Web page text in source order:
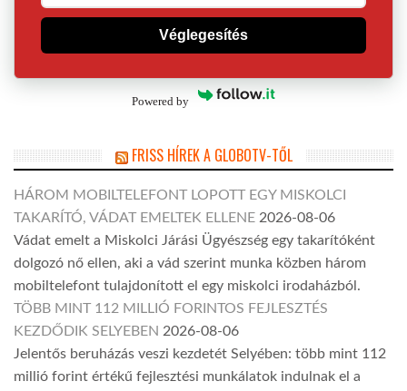
Véglegesítés
Powered by
FRISS HÍREK A GLOBOTV-TŐL
HÁROM MOBILTELEFONT LOPOTT EGY MISKOLCI
TAKARÍTÓ, VÁDAT EMELTEK ELLENE 2026-08-06
Vádat emelt a Miskolci Járási Ügyészség egy takarítóként
dolgozó nő ellen, aki a vád szerint munka közben három
mobiltelefont tulajdonított el egy miskolci irodaházból.
TÖBB MINT 112 MILLIÓ FORINTOS FEJLESZTÉS
KEZDŐDIK SELYEBEN 2026-08-06
Jelentős beruházás veszi kezdetét Selyében: több mint 112
millió forint értékű fejlesztési munkálatok indulnak el a